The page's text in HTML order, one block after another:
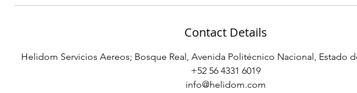
Contact Details
Helidom Servicios Aereos; Bosque Real, Avenida Politécnico Nacional, Estado
‪+52 56 4331 6019‬
info@helidom.com